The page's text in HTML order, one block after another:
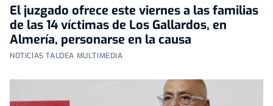
El juzgado ofrece este viernes a las familias
de las 14 víctimas de Los Gallardos, en
Almería, personarse en la causa
NOTICIAS TALDEA MULTIMEDIA